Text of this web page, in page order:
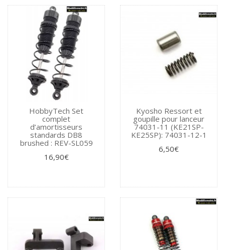
HobbyTech Set
complet
d’amortisseurs
standards DB8
brushed : REV-SL059
16,90€
Kyosho Ressort et
goupille pour lanceur
74031-11 (KE21SP-
KE25SP): 74031-12-1
6,50€